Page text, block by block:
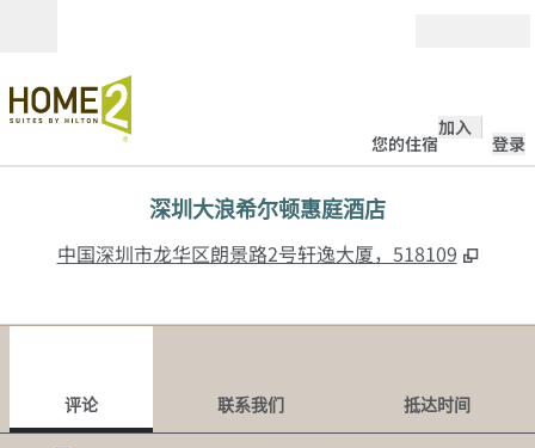
您的住宿
加入
登录
深圳大浪希尔顿惠庭酒店
中国深圳市龙华区朗景路2号轩逸大厦，518109 ,
评论 联系我们
抵达时间